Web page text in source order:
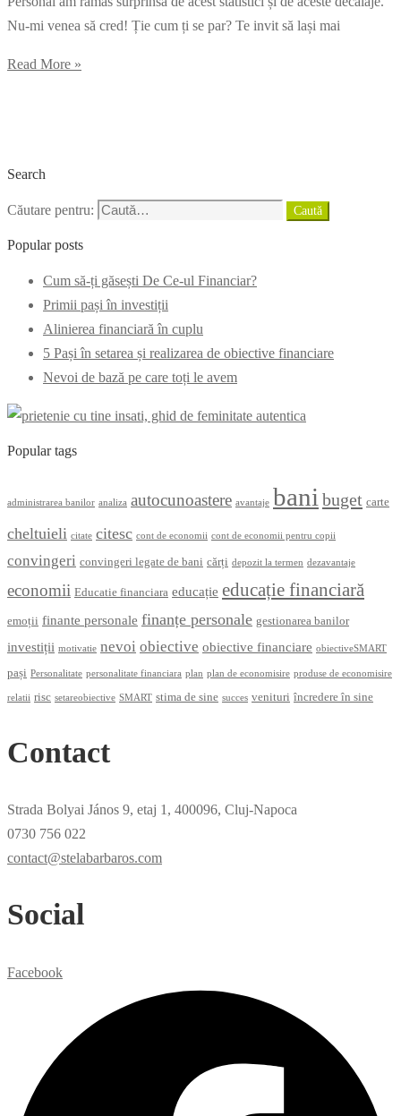
Nu-mi venea să cred! Ție cum ți se par? Te invit să lași mai
Read More »
Search
Căutare pentru: Caută
Popular posts
Cum să-ți găsești De Ce-ul Financiar?
Primii pași în investiții
Alinierea financiară în cuplu
5 Pași în setarea și realizarea de obiective financiare
Nevoi de bază pe care toți le avem
Popular tags
administrarea banilor analiza autocunoastere avantaje bani buget carte
cheltuieli citate citesc cont de economii cont de economii pentru copii
convingeri convingeri legate de bani cărți depozit la termen dezavantaje
economii Educatie financiara educație educație financiară
emoții finante personale finanțe personale gestionarea banilor
investiții motivatie nevoi obiective obiective financiare obiectiveSMART
pași Personalitate personalitate financiara plan plan de economisire produse de economisire
relatii risc setareobiective SMART stima de sine succes venituri încredere în sine
Contact
Strada Bolyai János 9, etaj 1, 400096, Cluj-Napoca
0730 756 022
contact@stelabarbaros.com
Social
Facebook